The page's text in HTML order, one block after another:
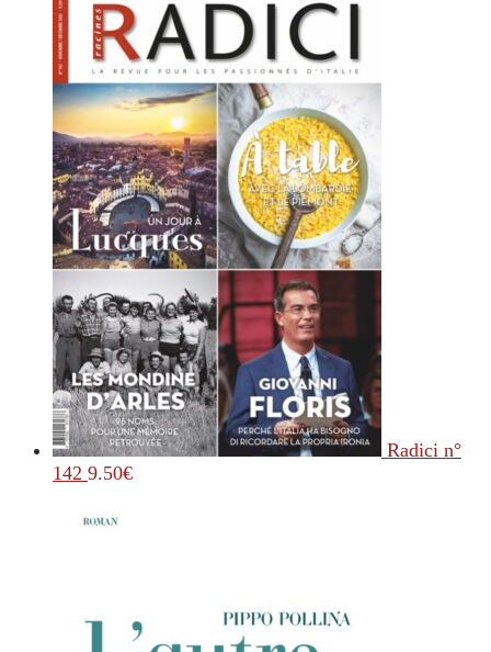
Radici n°
142 9.50€